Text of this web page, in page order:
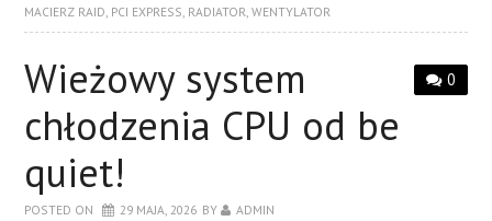
MACIERZ RAID, PCI EXPRESS, RADIATOR,WENTYLATOR
0
Wieżowy system
chłodzenia CPU od be
quiet!
POSTED ON 29 MAJA, 2026 BY ADMIN